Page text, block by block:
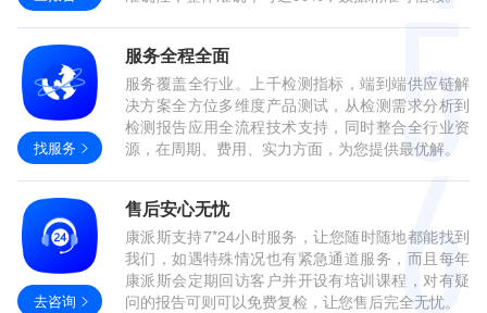
找服务
服务全程全面
服务覆盖全行业。上千检测指标，端到端供应链解
决方案全方位多维度产品测试，从检测需求分析到
检测报告应用全流程技术支持，同时整合全行业资
源，在周期、费用、实力方面，为您提供最优解。
去咨询
售后安心无忧
康派斯支持7*24小时服务，让您随时随地都能找到
我们，如遇特殊情况也有紧急通道服务，而且每年
康派斯会定期回访客户并开设有培训课程，对有疑
问的报告可则可以免费复检，让您售后完全无忧。